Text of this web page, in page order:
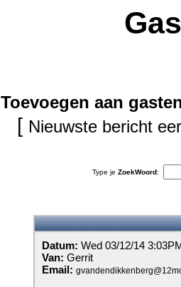
Toevoegen aan
[ Nieuwste bericht
Type je ZoekWoord:
Datum: Wed 03/12/14
Van: Gerrit
Email: